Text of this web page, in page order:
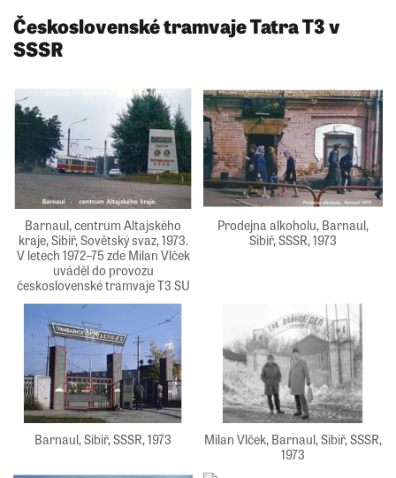
Československé tramvaje Tatra T3 v
SSSR
Barnaul, centrum Altajského
kraje, Sibiř, Sovětský svaz, 1973.
V letech 1972–75 zde Milan Vlček
uváděl do provozu
československé tramvaje T3 SU
Prodejna alkoholu, Barnaul,
Sibiř, SSSR, 1973
Barnaul, Sibiř, SSSR, 1973
Milan Vlček, Barnaul, Sibiř, SSSR,
1973